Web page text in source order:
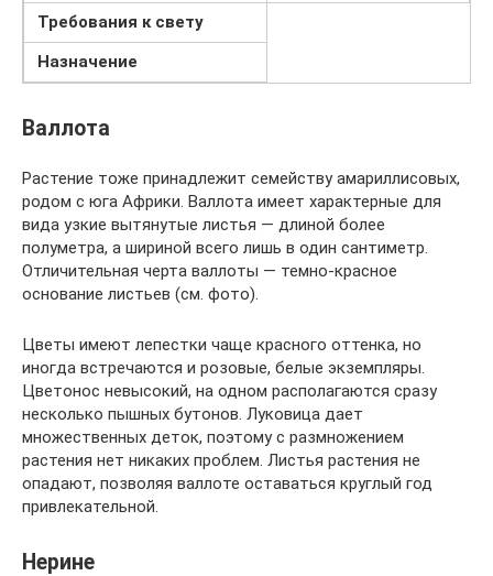
Требования к свету
Назначение
Валлота
Растение тоже принадлежит семейству амариллисовых,
родом с юга Африки. Валлота имеет характерные для
вида узкие вытянутые листья — длиной более
полуметра, а шириной всего лишь в один сантиметр.
Отличительная черта валлоты — темно-красное
основание листьев (см. фото).
Цветы имеют лепестки чаще красного оттенка, но
иногда встречаются и розовые, белые экземпляры.
Цветонос невысокий, на одном располагаются сразу
несколько пышных бутонов. Луковица дает
множественных деток, поэтому с размножением
растения нет никаких проблем. Листья растения не
опадают, позволяя валлоте оставаться круглый год
привлекательной.
Нерине